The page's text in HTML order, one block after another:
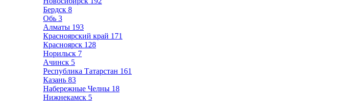
Бердск 8
Обь 3
Алматы 193
Красноярский край 171
Красноярск 128
Норильск 7
Ачинск 5
Республика Татарстан 161
Казань 83
Набережные Челны 18
Нижнекамск 5